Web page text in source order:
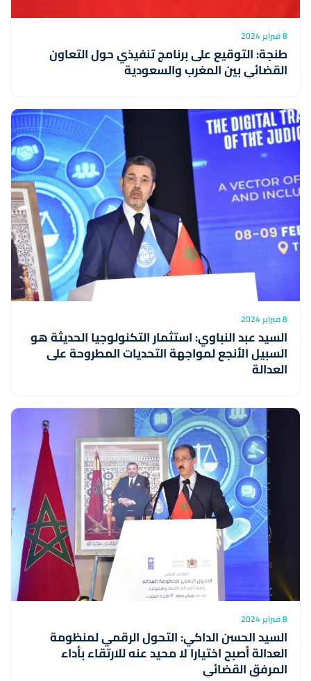
8 فبراير 2024
طنجة: التوقيع على برنامج تنفيذي حول التعاون
القضائي بين المغرب والسعودية
8 فبراير 2024
السيد عبد النباوي: استثمار التكنولوجيا الحديثة هو
السبيل الأنجع لمواجهة التحديات المطروحة على
العدالة
8 فبراير 2024
السيد الحسن الداكي: التحول الرقمي لمنظومة
العدالة أصبح اختيارا لا محيد عنه للارتقاء بأداء
المرفق القضائي